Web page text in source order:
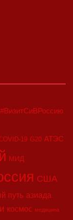
#ВизитСиВРоссию
19 G20 АТЭС
МИД
США
путь азиада
космос медицина